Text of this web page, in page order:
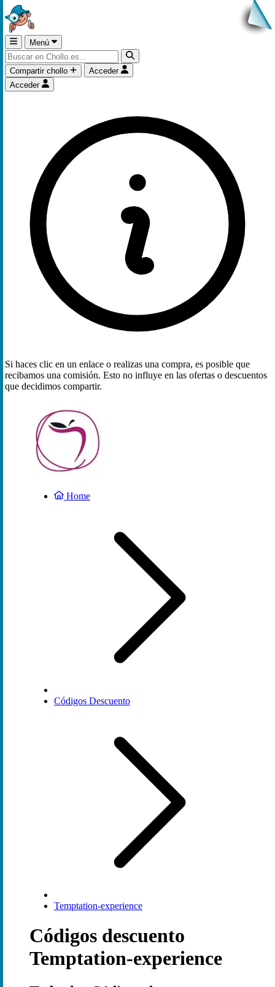
Menú
Compartir chollo
Acceder
Acceder
Si haces clic en un enlace o realizas una compra, es posible que
recibamos una comisión. Esto no influye en las ofertas o descuentos
que decidimos compartir.
Home
Códigos Descuento
Temptation-experience
Códigos descuento
Temptation-experience